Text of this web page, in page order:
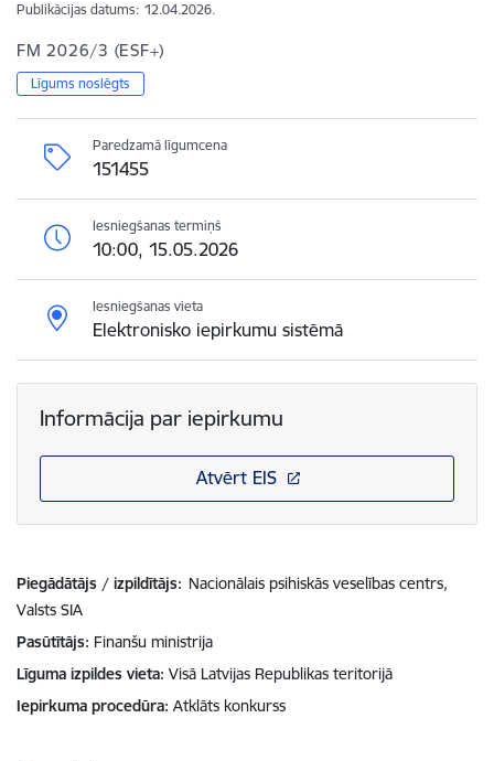
Publikācijas datums: 12.04.2026.
FM 2026/3 (ESF+)
Līgums noslēgts
Paredzamā līgumcena
151455
Iesniegšanas termiņš
10:00, 15.05.2026
Iesniegšanas vieta
Elektronisko iepirkumu sistēmā
Informācija par iepirkumu
Atvērt EIS
Piegādātājs / izpildītājs: Nacionālais psihiskās veselības centrs,
Valsts SIA
Pasūtītājs Finanšu ministrija
Līguma izpildes vieta Visā Latvijas Republikas teritorijā
Iepirkuma procedūra Atklāts konkurss